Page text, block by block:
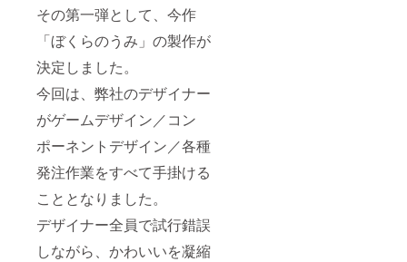
その第一弾として、今作
「ぼくらのうみ」の製作が
決定しました。
今回は、弊社のデザイナー
がゲームデザイン／コン
ポーネントデザイン／各種
発注作業をすべて手掛ける
こととなりました。
デザイナー全員で試行錯誤
しながら、かわいいを凝縮